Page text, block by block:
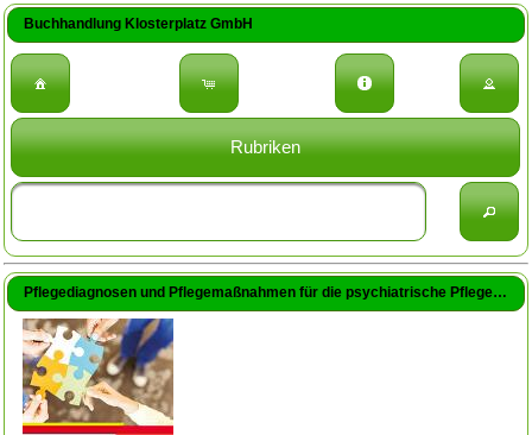
Buchhandlung Klosterplatz GmbH
Rubriken
Pflegediagnosen und Pflegemaßnahmen für die psychiatrische Pflege (Townsend, Mary C. / Herrmann, Michael / Abderhalden, Christoph (Hrsg.) / Needham, Ian (Hrsg.) / Walter, Gernot (Übers.) / Fischer, Thomas (Übers.))